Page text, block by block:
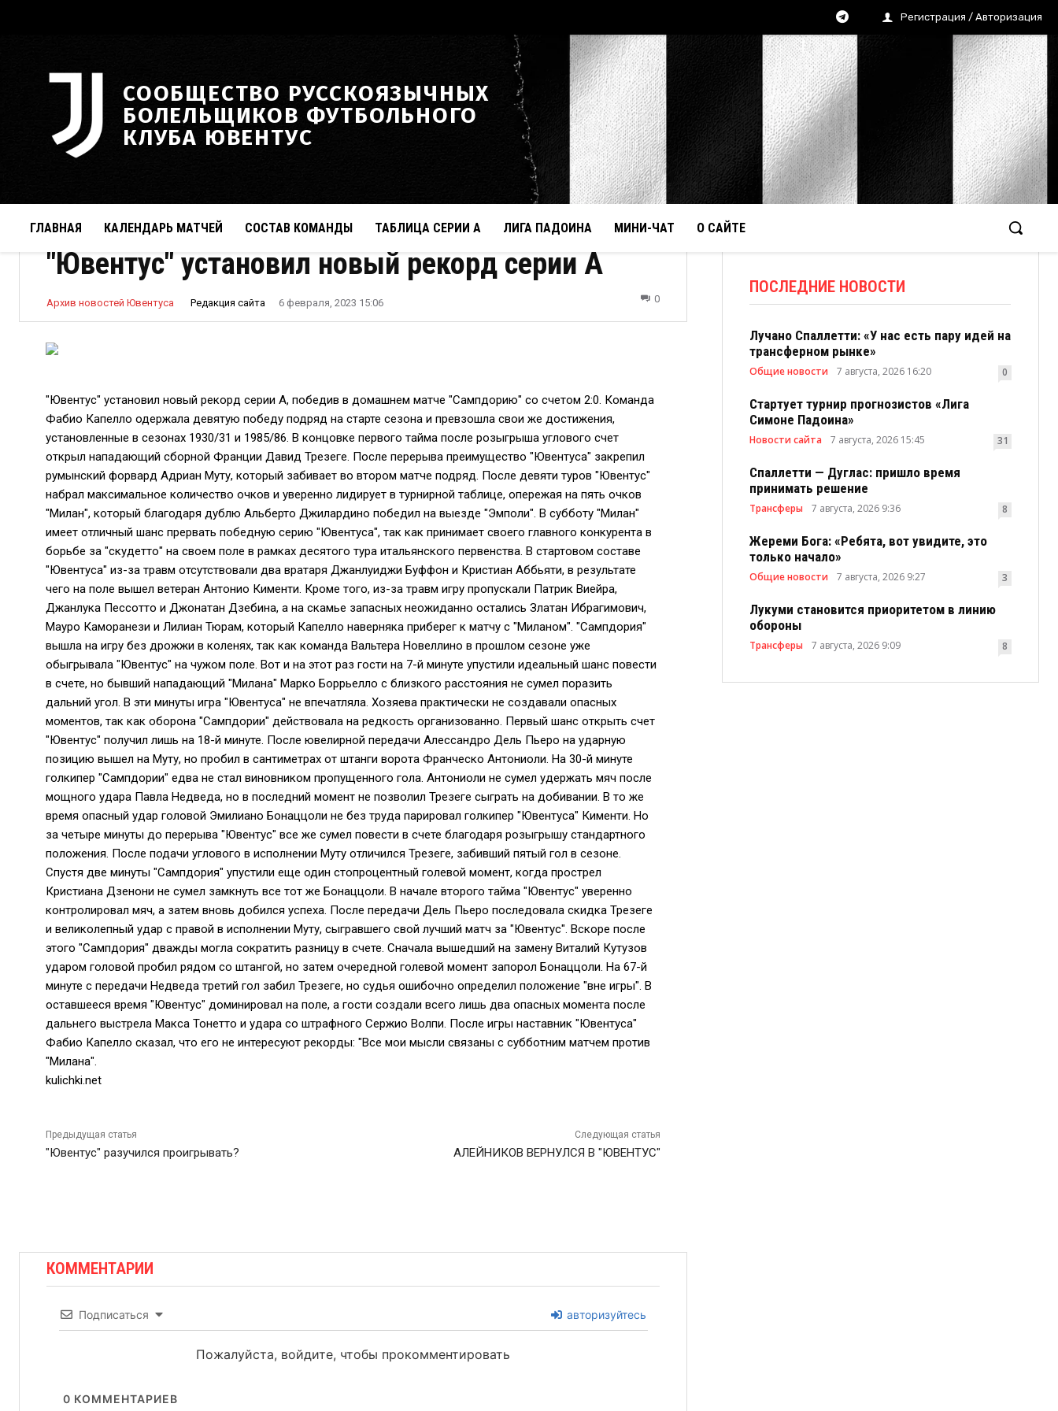
Регистрация / Авторизация
СООБЩЕСТВО РУССКОЯЗЫЧНЫХ
БОЛЕЛЬЩИКОВ ФУТБОЛЬНОГО
КЛУБА ЮВЕНТУС
ГЛАВНАЯ КАЛЕНДАРЬ МАТЧЕЙ СОСТАВ КОМАНДЫ ТАБЛИЦА СЕРИИ А ЛИГА ПАДОИНА МИНИ-ЧАТ О САЙТЕ
"Ювентус" установил новый рекорд серии А
Архив новостей Ювентуса Редакция сайта 6 февраля, 2023 15:06 0
"Ювентус" установил новый рекорд серии А, победив в домашнем матче "Сампдорию" со счетом 2:0. Команда
Фабио Капелло одержала девятую победу подряд на старте сезона и превзошла свои же достижения,
установленные в сезонах 1930/31 и 1985/86. В концовке первого тайма после розыгрыша углового счет
открыл нападающий сборной Франции Давид Трезеге. После перерыва преимущество "Ювентуса" закрепил
румынский форвард Адриан Муту, который забивает во втором матче подряд. После девяти туров "Ювентус"
набрал максимальное количество очков и уверенно лидирует в турнирной таблице, опережая на пять очков
"Милан", который благодаря дублю Альберто Джилардино победил на выезде "Эмполи". В субботу "Милан"
имеет отличный шанс прервать победную серию "Ювентуса", так как принимает своего главного конкурента в
борьбе за "скудетто" на своем поле в рамках десятого тура итальянского первенства. В стартовом составе
"Ювентуса" из-за травм отсутствовали два вратаря Джанлуиджи Буффон и Кристиан Аббьяти, в результате
чего на поле вышел ветеран Антонио Кименти. Кроме того, из-за травм игру пропускали Патрик Виейра,
Джанлука Пессотто и Джонатан Дзебина, а на скамье запасных неожиданно остались Златан Ибрагимович,
Мауро Каморанези и Лилиан Тюрам, который Капелло наверняка приберег к матчу с "Миланом". "Сампдория"
вышла на игру без дрожжи в коленях, так как команда Вальтера Новеллино в прошлом сезоне уже
обыгрывала "Ювентус" на чужом поле. Вот и на этот раз гости на 7-й минуте упустили идеальный шанс повести
в счете, но бывший нападающий "Милана" Марко Боррьелло с близкого расстояния не сумел поразить
дальний угол. В эти минуты игра "Ювентуса" не впечатляла. Хозяева практически не создавали опасных
моментов, так как оборона "Сампдории" действовала на редкость организованно. Первый шанс открыть счет
"Ювентус" получил лишь на 18-й минуте. После ювелирной передачи Алессандро Дель Пьеро на ударную
позицию вышел на Муту, но пробил в сантиметрах от штанги ворота Франческо Антониоли. На 30-й минуте
голкипер "Сампдории" едва не стал виновником пропущенного гола. Антониоли не сумел удержать мяч после
мощного удара Павла Недведа, но в последний момент не позволил Трезеге сыграть на добивании. В то же
время опасный удар головой Эмилиано Бонаццоли не без труда парировал голкипер "Ювентуса" Кименти. Но
за четыре минуты до перерыва "Ювентус" все же сумел повести в счете благодаря розыгрышу стандартного
положения. После подачи углового в исполнении Муту отличился Трезеге, забивший пятый гол в сезоне.
Спустя две минуты "Сампдория" упустили еще один стопроцентный голевой момент, когда прострел
Кристиана Дзенони не сумел замкнуть все тот же Бонаццоли. В начале второго тайма "Ювентус" уверенно
контролировал мяч, а затем вновь добился успеха. После передачи Дель Пьеро последовала скидка Трезеге
и великолепный удар с правой в исполнении Муту, сыгравшего свой лучший матч за "Ювентус". Вскоре после
этого "Сампдория" дважды могла сократить разницу в счете. Сначала вышедший на замену Виталий Кутузов
ударом головой пробил рядом со штангой, но затем очередной голевой момент запорол Бонаццоли. На 67-й
минуте с передачи Недведа третий гол забил Трезеге, но судья ошибочно определил положение "вне игры". В
оставшееся время "Ювентус" доминировал на поле, а гости создали всего лишь два опасных момента после
дальнего выстрела Макса Тонетто и удара со штрафного Сержио Волпи. После игры наставник "Ювентуса"
Фабио Капелло сказал, что его не интересуют рекорды: "Все мои мысли связаны с субботним матчем против
"Милана".
kulichki.net
Предыдущая статья
"Ювентус" разучился проигрывать?
Следующая статья
АЛЕЙНИКОВ ВЕРНУЛСЯ В "ЮВЕНТУС"
КОММЕНТАРИИ
Подписаться авторизуйтесь
Пожалуйста, войдите, чтобы прокомментировать
0 КОММЕНТАРИЕВ
ПОСЛЕДНИЕ НОВОСТИ
Лучано Спаллетти: «У нас есть пару идей на
трансферном рынке»
Общие новости 7 августа, 2026 16:20 0
Стартует турнир прогнозистов «Лига
Симоне Падоина»
Новости сайта 7 августа, 2026 15:45 31
Спаллетти — Дуглас: пришло время
принимать решение
Трансферы 7 августа, 2026 9:36 8
Жереми Бога: «Ребята, вот увидите, это
только начало»
Общие новости 7 августа, 2026 9:27 3
Лукуми становится приоритетом в линию
обороны
Трансферы 7 августа, 2026 9:09 8